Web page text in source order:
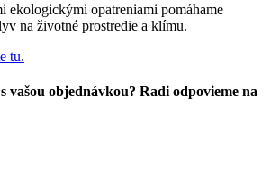
ekologickými opatreniami pomáhame
na životné prostredie a klímu.
tu.
vašou objednávkou? Radi odpovieme na